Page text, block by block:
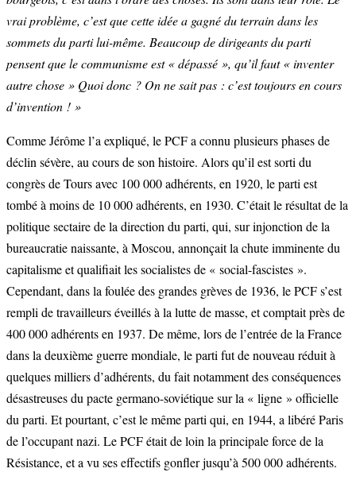
vrai problème, c’est que cette idée a gagné du terrain dans les
sommets du parti lui-même. Beaucoup de dirigeants du parti
pensent que le communisme est « dépassé », qu’il faut « inventer
autre chose » Quoi donc ? On ne sait pas : c’est toujours en cours
d’invention ! »
Comme Jérôme l’a expliqué, le PCF a connu plusieurs phases de
déclin sévère, au cours de son histoire. Alors qu’il est sorti du
congrès de Tours avec 100 000 adhérents, en 1920, le parti est
tombé à moins de 10 000 adhérents, en 1930. C’était le résultat de la
politique sectaire de la direction du parti, qui, sur injonction de la
bureaucratie naissante, à Moscou, annonçait la chute imminente du
capitalisme et qualifiait les socialistes de « social-fascistes ».
Cependant, dans la foulée des grandes grèves de 1936, le PCF s’est
rempli de travailleurs éveillés à la lutte de masse, et comptait près de
400 000 adhérents en 1937. De même, lors de l’entrée de la France
dans la deuxième guerre mondiale, le parti fut de nouveau réduit à
quelques milliers d’adhérents, du fait notamment des conséquences
désastreuses du pacte germano-soviétique sur la « ligne » officielle
du parti. Et pourtant, c’est le même parti qui, en 1944, a libéré Paris
de l’occupant nazi. Le PCF était de loin la principale force de la
Résistance, et a vu ses effectifs gonfler jusqu’à 500 000 adhérents.